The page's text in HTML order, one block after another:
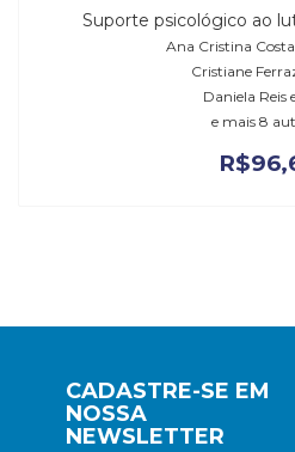
Suporte psicológico ao
Ana Cristina
Cristiane
Daniela Reis
e mais 8
R$
CADASTRE-SE EM
NOSSA
NEWSLETTER